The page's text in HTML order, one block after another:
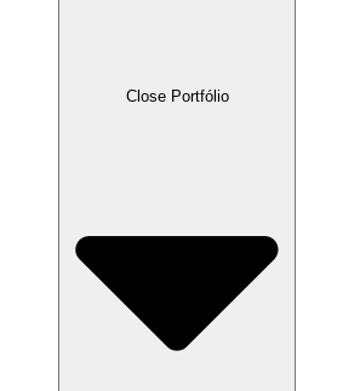
Close Portfólio